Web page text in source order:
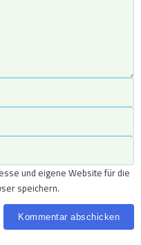
und eigene Website für die
speichern.